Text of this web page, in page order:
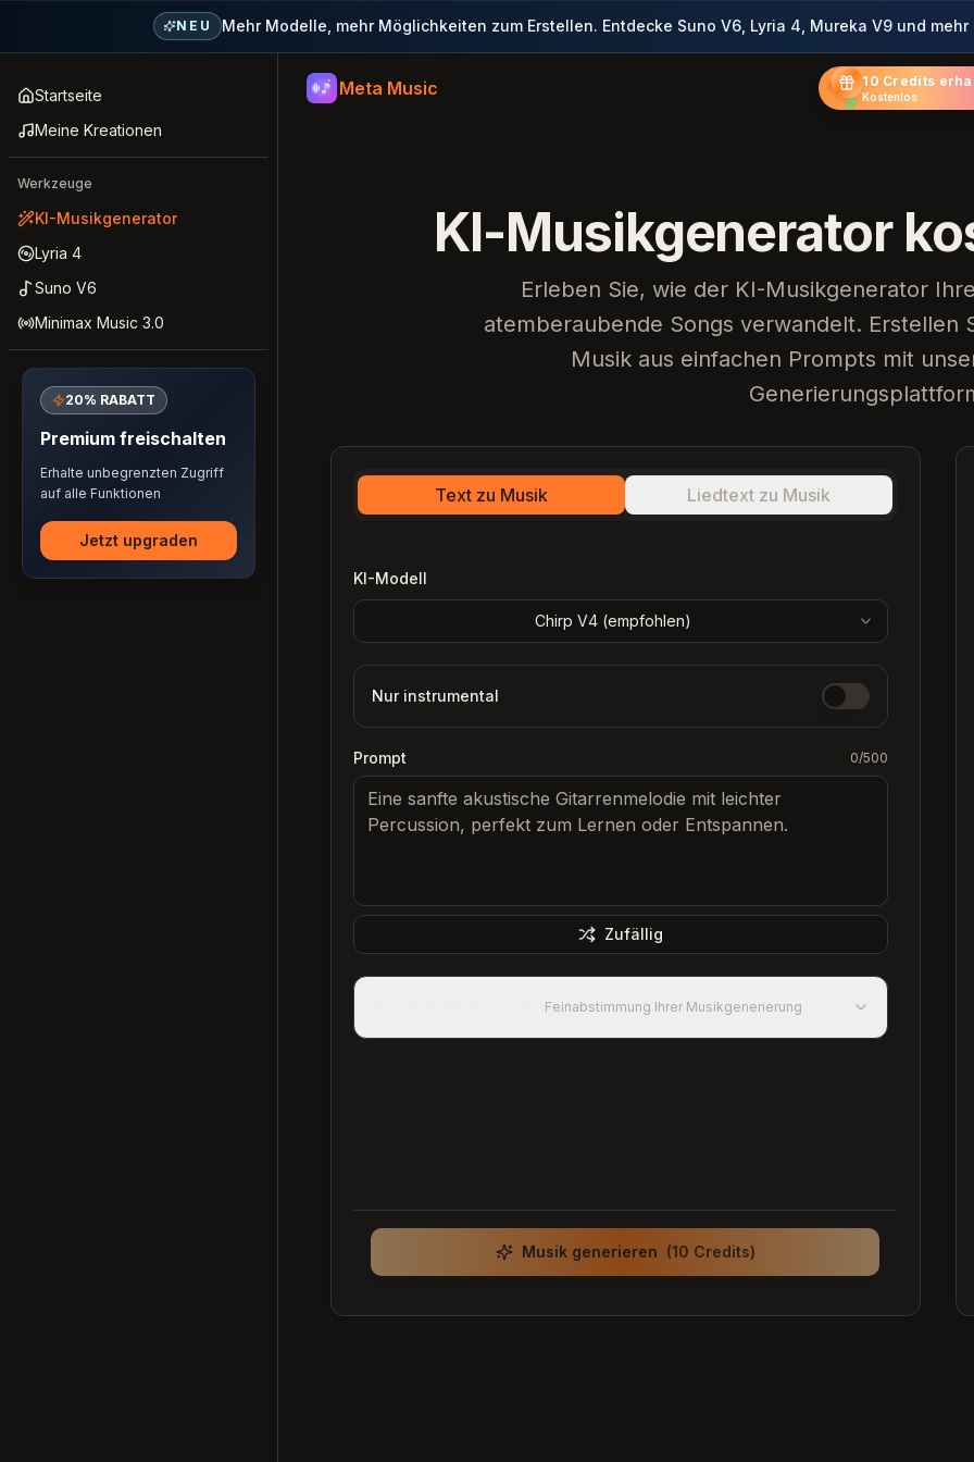
NEU Mehr Modelle, mehr Möglichkeiten zum Erstellen. Entdecke Suno V6, Lyria 4, Mureka V9 und
Meta Music
Startseite
Meine Kreationen
Werkzeuge
KI-Musikgenerator
Lyria 4
Suno V6
Minimax Music 3.0
20% RABATT
Premium freischalten
Erhalte unbegrenzten Zugriff
auf alle Funktionen
Jetzt upgraden
Meta Music 10 Credits
Kostenlos
KI-Musikgenerator
Erleben Sie, wie der KI-Musikgenerator
atemberaubende Songs verwandelt. Erstellen
Musik aus einfachen Prompts mit
Text zu Musik Liedtext zu Musik
KI-Modell
Chirp V4 (empfohlen)
Nur instrumental
Prompt 0/500
Zufällig
Feinabstimmung Ihrer Musikgenerierung
Musik generieren (10 Credits)